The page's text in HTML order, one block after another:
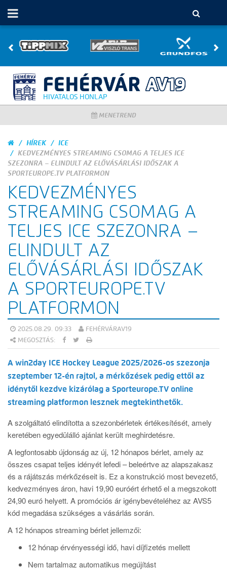
HIVATALOS HONLAP
MENETREND
HÍREK
ICE
KEDVEZMÉNYES STREAMING CSOMAG A TELJES ICE
SZEZONRA – ELINDULT AZ ELŐVÁSÁRLÁSI IDŐSZAK A
SPORTEUROPE.TV PLATFORMON
KEDVEZMÉNYES
STREAMING CSOMAG A
TELJES ICE SZEZONRA –
ELINDULT AZ
ELŐVÁSÁRLÁSI IDŐSZAK
A SPORTEUROPE.TV
PLATFORMON
2025.08.29. 09:33
FEHÉRVÁRAV19
MEGOSZTÁS:
A win2day ICE Hockey League 2025/2026-os szezonja
szeptember 12-én rajtol, a mérkőzések pedig ettől az
idénytől kezdve kizárólag a Sporteurope.TV online
streaming platformon lesznek megtekinthetők.
A szolgáltató elindította a szezonbérletek értékesítését, amely
keretében egyedülálló ajánlat került meghirdetésre.
A legfontosabb újdonság az új, 12 hónapos bérlet, amely az
összes csapat teljes idényét lefedi – beleértve az alapszakasz
és a rájátszás mérkőzéseit is. Ez a konstrukció most bevezető,
kedvezményes áron, havi 19,90 euróért érhető el a megszokott
24,90 euró helyett. A promóciós ár igénybevételéhez az AVS5
kód megadása szükséges a vásárlás során.
A 12 hónapos streaming bérlet jellemzői:
12 hónap érvényességi idő, havi díjfizetés mellett
Nem tartalmaz automatikus megújítást